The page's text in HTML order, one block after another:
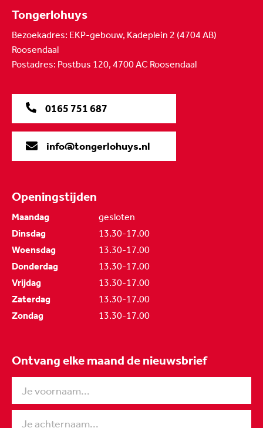
Tongerlohuys
Bezoekadres: EKP-gebouw, Kadeplein 2 (4704 AB)
Roosendaal
Postadres: Postbus 120, 4700 AC Roosendaal
0165 751 687
info@tongerlohuys.nl
Openingstijden
Maandag
gesloten
Dinsdag
13.30-17.00
Woensdag
13.30-17.00
Donderdag
13.30-17.00
Vrijdag
13.30-17.00
Zaterdag
13.30-17.00
Zondag
13.30-17.00
Ontvang elke maand de nieuwsbrief